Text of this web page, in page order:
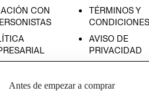
CON
TÉRMINOS Y
CONDICIONES
AVISO DE
PRIVACIDAD
AVISO DE
Antes de empezar a comprar